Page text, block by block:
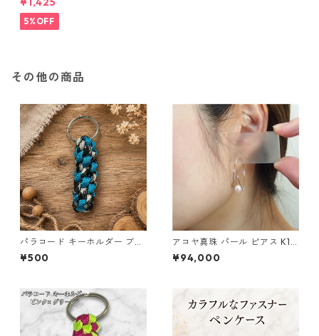
5%OFF
その他の商品
パラコード キーホルダー ブル
ー×ブラック・ホワイト ハンド
メイド 国産 本革 ヌメ革
¥500
アコヤ真珠 パール ピアス K18
イエローゴールド ジプシー フ
ック ピアス 7mm 7ミリ珠 あ
¥94,000